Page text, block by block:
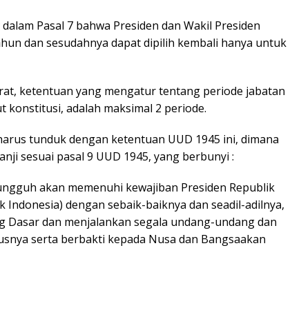
Pasal 7 bahwa Presiden dan Wakil Presiden
dan sesudahnya dapat dipilih kembali hanya untuk
ketentuan yang mengatur tentang periode jabatan
konstitusi, adalah maksimal 2 periode.
tunduk dengan ketentuan UUD 1945 ini, dimana
sesuai pasal 9 UUD 1945, yang berbunyi :
akan memenuhi kewajiban Presiden Republik
Indonesia) dengan sebaik-baiknya dan seadil-adilnya,
Dasar dan menjalankan segala undang-undang dan
serta berbakti kepada Nusa dan Bangsaakan